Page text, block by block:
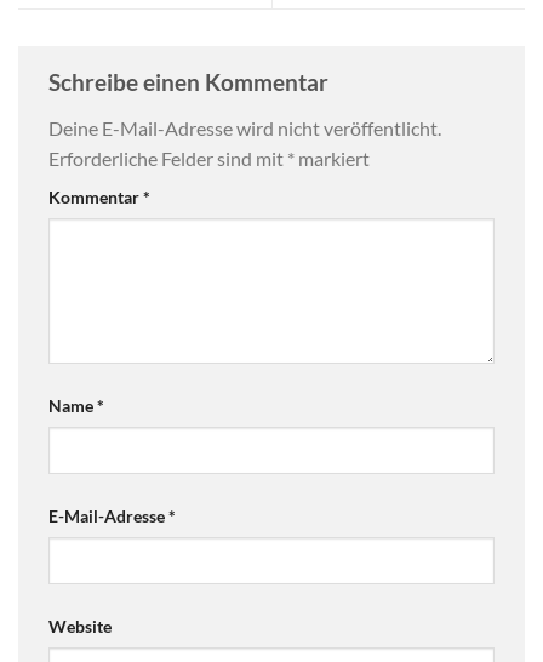
Schreibe einen Kommentar
Deine E-Mail-Adresse wird nicht veröffentlicht.
Erforderliche Felder sind mit * markiert
Kommentar*
Name*
E-Mail-Adresse*
Website